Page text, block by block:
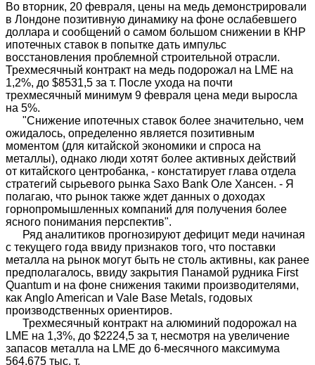
Во вторник, 20 февраля, цены на медь демонстрировали
в Лондоне позитивную динамику на фоне ослабевшего
доллара и сообщений о самом большом снижении в КНР
ипотечных ставок в попытке дать импульс
восстановления проблемной строительной отрасли.
Трехмесячный контракт на медь подорожал на LME на
1,2%, до $8531,5 за т. После ухода на почти
трехмесячный минимум 9 февраля цена меди выросла
на 5%.
"Снижение ипотечных ставок более значительно, чем
ожидалось, определенно является позитивным
моментом (для китайской экономики и спроса на
металлы), однако люди хотят более активных действий
от китайского центробанка, - констатирует глава отдела
стратегий сырьевого рынка Saxo Bank Оле Хансен. - Я
полагаю, что рынок также ждет данных о доходах
горнопромышленных компаний для получения более
ясного понимания перспектив".
Ряд аналитиков прогнозируют дефицит меди начиная
с текущего года ввиду признаков того, что поставки
металла на рынок могут быть не столь активны, как ранее
предполагалось, ввиду закрытия Панамой рудника First
Quantum и на фоне снижения такими производителями,
как Anglo American и Vale Base Metals, годовых
производственных ориентиров.
Трехмесячный контракт на алюминий подорожал на
LME на 1,3%, до $2224,5 за т, несмотря на увеличение
запасов металла на LME до 6-месячного максимума
564,675 тыс. т.